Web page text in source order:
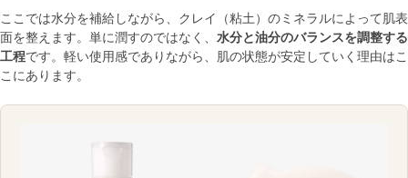
ここでは水分を補給しながら、クレイ（粘土）のミネラルによって肌表
面を整えます。単に潤すのではなく、 水分と油分のバランスを調整する
工程です。軽い使用感でありながら、肌の状態が安定していく理由はこ
こにあります。